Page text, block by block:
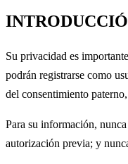
Su privacidad es
podrán registrarse como
del consentimiento
Para su información,
autorización previa; y